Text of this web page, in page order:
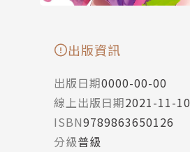
出版資訊
出版日期0000-00-00
線上出版日期2021-11-10
ISBN9789863650126
分級普級